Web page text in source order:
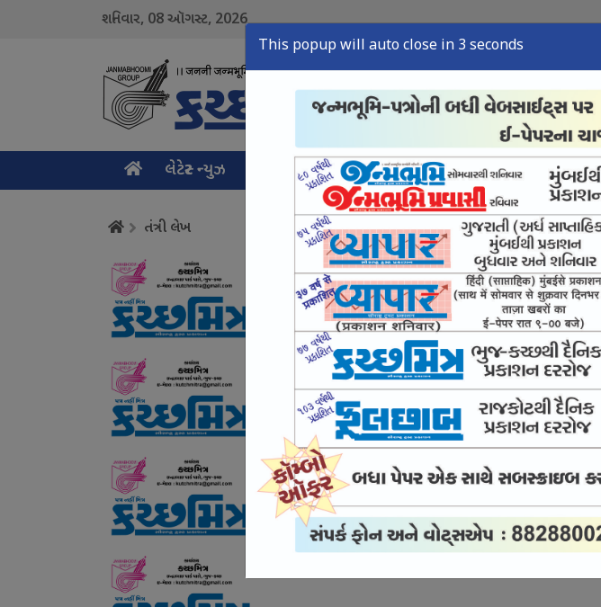
શનિવાર, 08ઑગસ્ટ, 2026
લેટેસ્ટ ન્યુઝ મુખ્ય સમાચાર ક્રાઇમ ન્યુઝ સ્પોર્ટ્સ ન્યુઝ તંત્રી લેખ
This popup will auto close in 2 seconds
તંત્રી લેખ
વાહનોનો થર્ડ પાર્ટી વીમો : સુપ્રીમનો ઉમદા નિર્દેશ
August 08, Sat, 2026
સાયબર ક્રાઈમ ઉપર સકંજો કસવા સુપ્રીમનો આદેશ
August 07, Fri, 2026
યુવાનો સાથે સંઘર્ષ નહીં પણ સંવાદની સુપ્રીમ સલાહ
August 07, Fri, 2026